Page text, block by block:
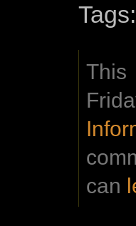
Tags:
This
can